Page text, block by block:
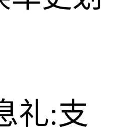
礼:支